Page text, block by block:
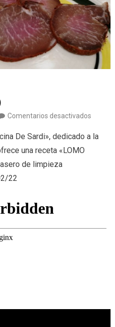
Comentarios desactivadosen
buen
De Sardi», dedicado a la
una receta «LOMO
de limpieza
22